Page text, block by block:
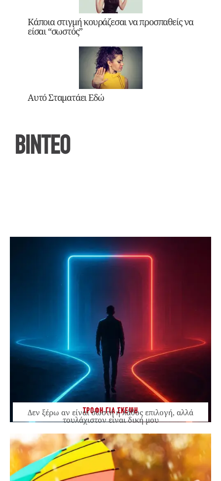
Κάποια στιγμή κουράζεσαι να προσπαθείς να
είσαι “σωστός”
Αυτό Σταματάει Εδώ
ΒΙΝΤΕΟ
ΤΡΟΦΗ ΓΙΑ ΣΚΕΨΗ
Δεν ξέρω αν είναι σωστή ή λάθος επιλογή, αλλά
τουλάχιστον είναι δική μου